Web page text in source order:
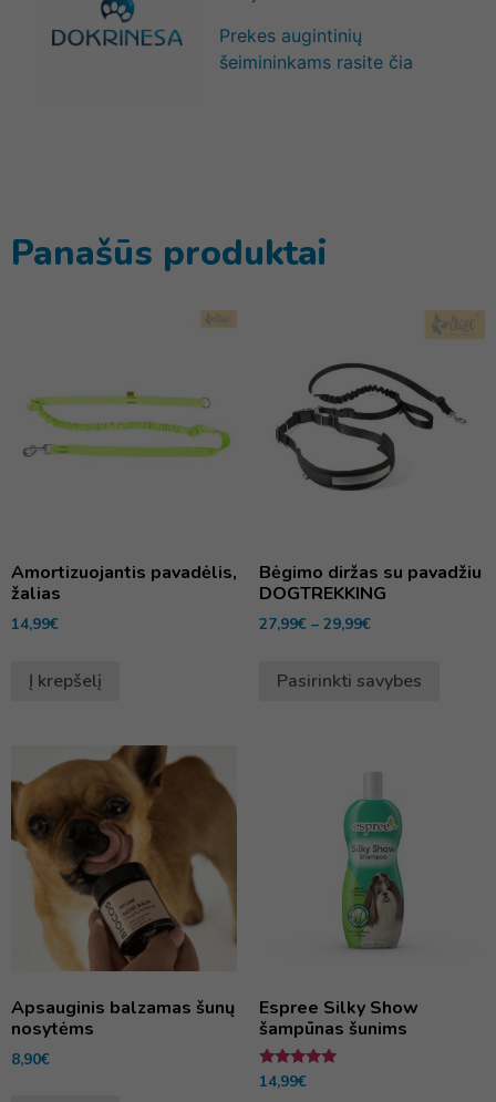
Prekes augintinių
šeimininkams rasite čia
Panašūs produktai
Amortizuojantis pavadėlis,
žalias
14,99€
Į krepšelį
Bėgimo diržas su pavadžiu
DOGTREKKING
27,99€ – 29,99€
Pasirinkti savybes
Apsauginis balzamas šunų
nosytėms
8,90€
Espree Silky Show
šampūnas šunims
Įvertinimas:
5.00
14,99€